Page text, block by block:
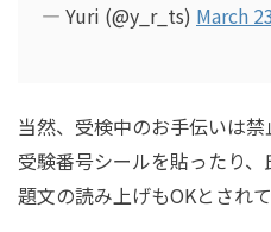
— Yuri (@y_r_ts) March
当然、受検中のお手伝いは
受験番号シールを貼ったり
題文の読み上げもOKとされて